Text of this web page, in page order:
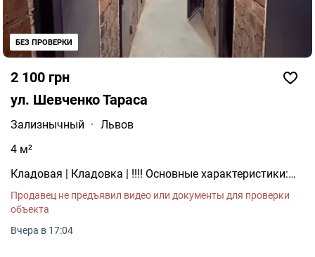
2 100 грн
ул. Шевченко Тараса
Зализнычный · Львов
4 м²
Кладовая | Кладовка | !!!! Основные характеристики:
Продавец не предъявил видео или документы для проверки
объекта
Вчера в 17:04
БЕЗ ПРОВЕРКИ